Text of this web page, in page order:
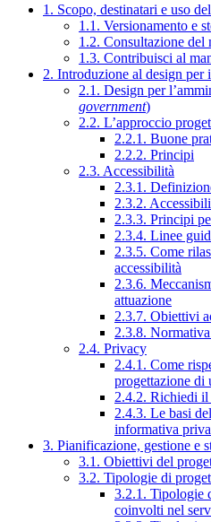
1. Scopo, destinatari e uso
1.1. Versionamento e
1.2. Consultazione del
1.3. Contribuisci al
2. Introduzione al design
2.1. Design per
government)
2.2. L’approccio
2.2.1. Buone
2.2.2. Principi
2.3. Accessibilità
2.3.1.
2.3.2.
2.3.3. Principi
2.3.4. Linee
2.3.5. Come
accessibilità
2.3.6.
attuazione
2.3.7. Obiettivi
2.3.8.
2.4. Privacy
2.4.1. Come
progettazione di
2.4.2. Richiedi il
2.4.3. Le basi
informativa
3. Pianificazione, gestione e
3.1. Obiettivi del
3.2. Tipologie di
3.2.1. Tipologie
coinvolti nel